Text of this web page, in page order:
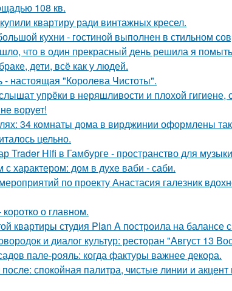
108 кв.
квартиру ради винтажных кресел.
кухни - гостиной выполнен в стильном
что в один прекрасный день решила я
дети, всё как у людей.
- настоящая "Королева Чистоты".
упрёки в неряшливости и плохой
ворует!
34 комнаты дома в вирджинии оформлены
цельно.
Trader Hifi в Гамбурге - пространство для
характером: дом в духе ваби - саби.
по проекту Анастасия галезник
о главном.
квартиры студия Plan A построила на балансе
и диалог культур: ресторан "Август 13
пале-рояль: когда фактуры важнее декора.
спокойная палитра, чистые линии и